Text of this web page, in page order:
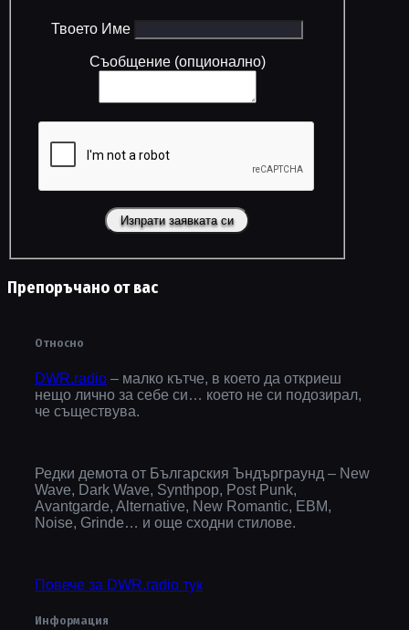
Твоето Име
Съобщение (опционално)
Препоръчано от вас
Относно
DWR.radio – малко кътче, в което да откриеш
нещо лично за себе си… което не си подозирал,
че съществува.
Редки демота от Българския Ъндърграунд – New
Wave, Dark Wave, Synthpop, Post Punk,
Avantgarde, Alternative, New Romantic, EBM,
Noise, Grinde… и още сходни стилове.
Повече за DWR.radio тук
Информация